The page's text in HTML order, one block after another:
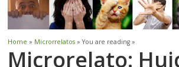
Home » Microrrelatos » You are reading »
Microrelato: